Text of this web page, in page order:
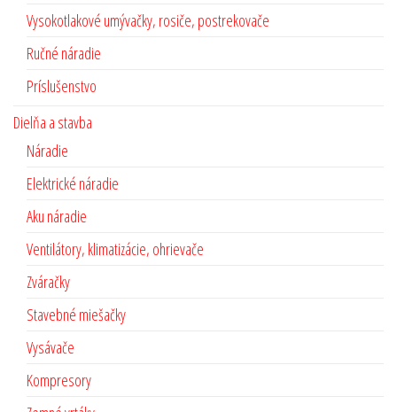
Vysokotlakové umývačky, rosiče, postrekovače
Ručné náradie
Príslušenstvo
Dielňa a stavba
Náradie
Elektrické náradie
Aku náradie
Ventilátory, klimatizácie, ohrievače
Zváračky
Stavebné miešačky
Vysávače
Kompresory